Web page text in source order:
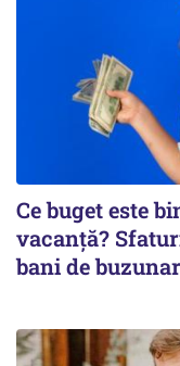
Ce buget este
vacanță?
bani de